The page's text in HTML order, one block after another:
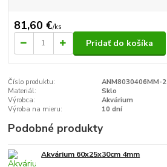
81,60 €/ks
Pridať do košíka
Číslo produktu:
ANM8030406MM-2
Materiál:
Sklo
Výrobca:
Akvárium
Výroba na mieru:
10 dní
Podobné produkty
Akvárium 60x25x30cm 4mm